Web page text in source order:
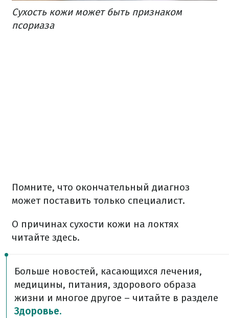
Сухость кожи может быть признаком
псориаза
Помните, что окончательный диагноз
может поставить только специалист.
О причинах сухости кожи на локтях
читайте здесь.
Больше новостей, касающихся лечения,
медицины, питания, здорового образа
жизни и многое другое – читайте в разделе
Здоровье.